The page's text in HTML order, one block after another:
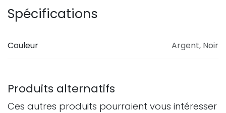
Spécifications
Couleur Argent, Noir
Produits alternatifs
Ces autres produits pourraient vous intéresser